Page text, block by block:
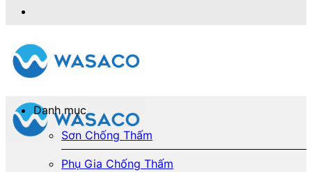
Danh mục
Sơn Chống Thấm
Phụ Gia Chống Thấm